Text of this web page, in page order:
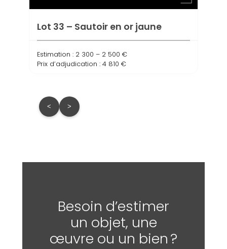
Lot 33 – Sautoir en or jaune
Estimation : 2 300 – 2 500 €
Prix d’adjudication : 4 810 €
< >
Besoin d’estimer
un objet, une
œuvre ou un bien ?